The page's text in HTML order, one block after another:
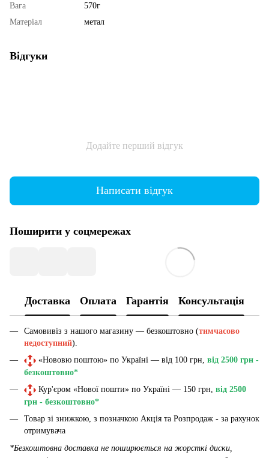
Вага
570г
Матеріал
метал
Відгуки
Додайте перший відгук
Написати відгук
Поширити у соцмережах
Доставка Оплата Гарантія Консультація
Самовивіз з нашого магазину — безкоштовно (тимчасово
недоступний).
«Нововю поштою» по Україні — від 100 грн, від 2500 грн -
безкоштовно*
Кур'єром «Нової пошти» по Україні — 150 грн, від 2500
грн - безкоштовно*
Товар зі знижкою, з позначкою Акція та Розпродаж - за рахунок
отримувача
*Безкоштовна доставка не поширюється на жорсткі диски,